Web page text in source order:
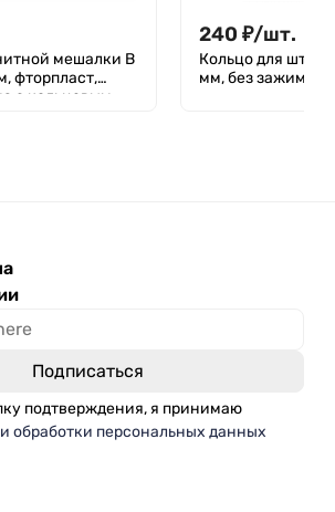
мешалки B
фторпласт,
с кольцевым
240 ₽/шт.
Кольцо для
мм, без зажима
подтверждения, я принимаю
обработки персональных данных